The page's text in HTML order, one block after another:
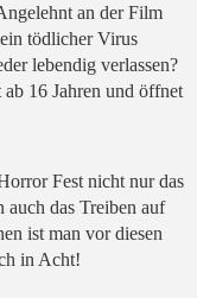
an der Film
tödlicher Virus
lebendig verlassen?
16 Jahren und öffnet
Fest nicht nur das
auch das Treiben auf
ist man vor diesen
in Acht!